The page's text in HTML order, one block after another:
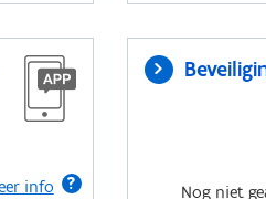
info Nog niet